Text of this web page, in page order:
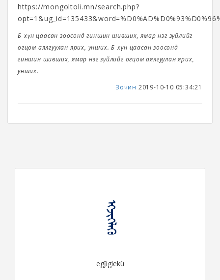
https://mongoltoli.mn/search.php?
Бөө хүн цаасан зоосонд гиншин шивших, ямар нэг зүйлийг
огцом аялгуулан ярих, унших. Бөө хүн цаасан зоосонд
гиншин шивших, ямар нэг зүйлийг огцом аялгуулан ярих,
унших.
Зочин 2019-10-10 05:34:21
ᠡᠭᠵᠢᠭᠯᠡᠬᠦ
egǰiglekü